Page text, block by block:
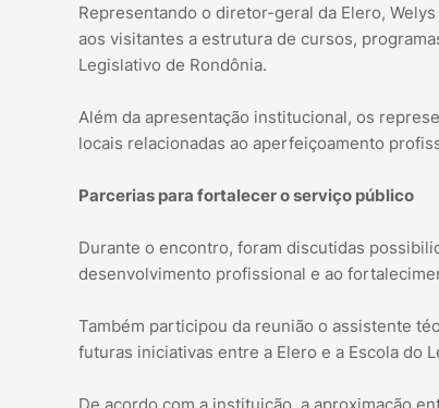
Representando o diretor-geral da Elero,
aos visitantes a estrutura de cursos,
Legislativo de Rondônia.
Além da apresentação institucional, os
locais relacionadas ao aperfeiçoamento
Parcerias para fortalecer o serviço público
Durante o encontro, foram discutidas
desenvolvimento profissional e ao
Também participou da reunião o assistente
futuras iniciativas entre a Elero e a Escola do